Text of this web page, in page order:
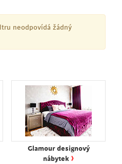
neodpovídá žádný
Glamour designový
nábytek ›